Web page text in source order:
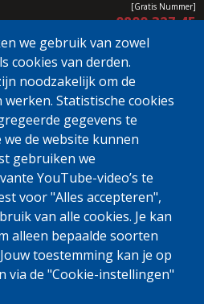
[Gratis Nummer]
0800 327 45
copyright en disclaimer Cookie Settings
we gebruik van zowel
cookies van derden.
noodzakelijk om de
Statistische cookies
gegevens te
de website kunnen
gebruiken we
YouTube-video’s te
voor "Alles accepteren",
van alle cookies. Je kan
alleen bepaalde soorten
toestemming kan je op
via de "Cookie-instellingen"